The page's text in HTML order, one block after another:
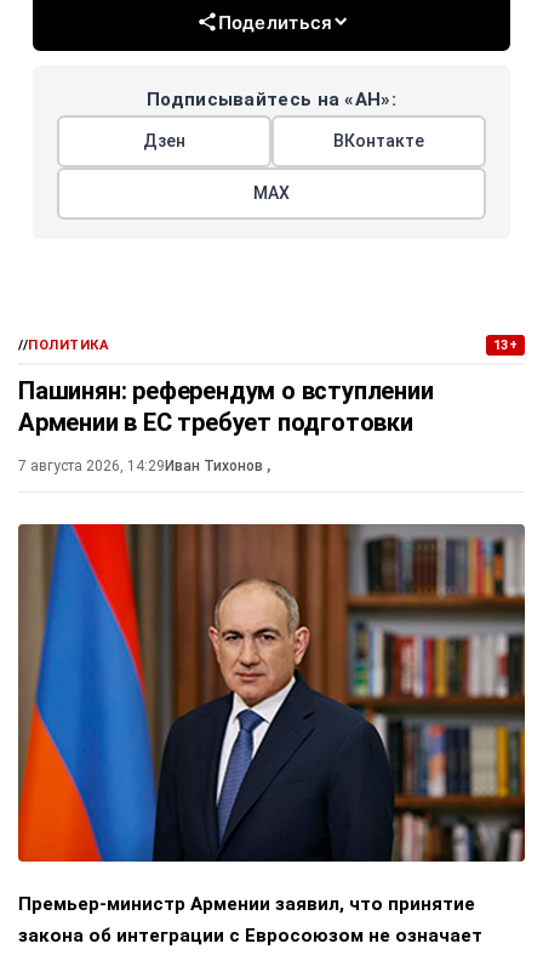
Поделиться
Подписывайтесь на «АН»:
Дзен ВКонтакте
МАХ
//ПОЛИТИКА 13+
Пашинян: референдум о вступлении
Армении в ЕС требует подготовки
7 августа 2026, 14:29Иван Тихонов ,
Премьер-министр Армении заявил, что принятие
закона об интеграции с Евросоюзом не означает